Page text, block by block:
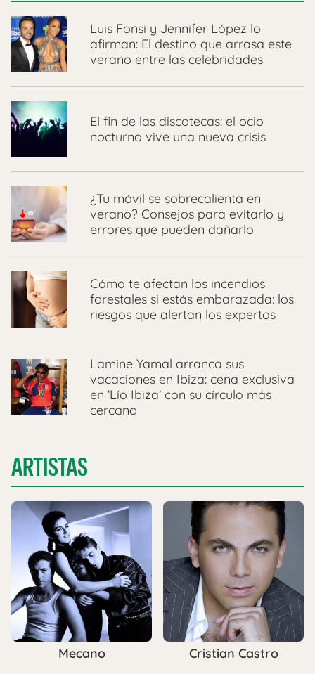
Luis Fonsi y Jennifer López lo
afirman: El destino que arrasa este
verano entre las celebridades
El fin de las discotecas: el ocio
nocturno vive una nueva crisis
¿Tu móvil se sobrecalienta en
verano? Consejos para evitarlo y
errores que pueden dañarlo
Cómo te afectan los incendios
forestales si estás embarazada: los
riesgos que alertan los expertos
Lamine Yamal arranca sus
vacaciones en Ibiza: cena exclusiva
en ‘Lío Ibiza’ con su círculo más
cercano
ARTISTAS
Mecano Cristian Castro